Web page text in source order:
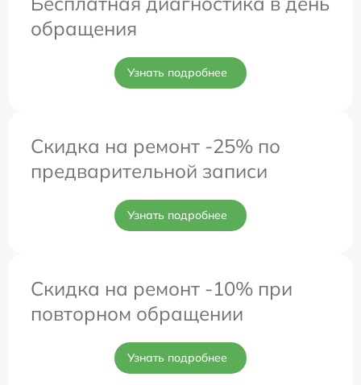
обращения
Узнать подробнее
Скидка на ремонт -25% по
предварительной записи
Узнать подробнее
Скидка на ремонт -10% при
повторном обращении
Узнать подробнее